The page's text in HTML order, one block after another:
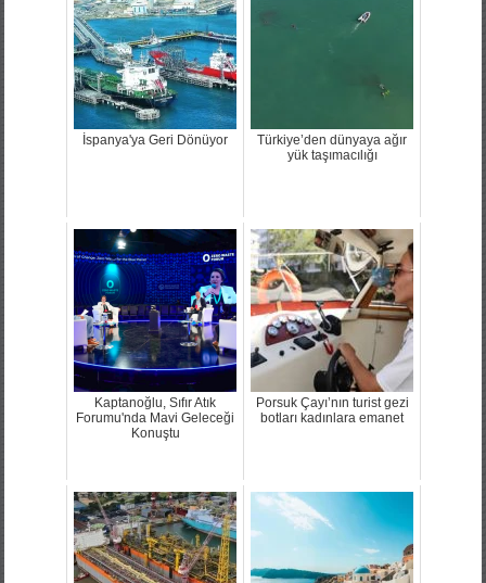
İspanya'ya Geri Dönüyor
Türkiye’den dünyaya ağır
yük taşımacılığı
Kaptanoğlu, Sıfır Atık
Forumu'nda Mavi Geleceği
Konuştu
Porsuk Çayı’nın turist gezi
botları kadınlara emanet